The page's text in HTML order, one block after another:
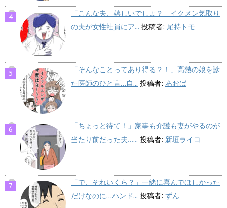
「こんな夫、嬉しいでしょ？」イクメン気取り
の夫が女性社員にア... 投稿者: 尾持トモ
「そんなことってあり得る？！」高熱の娘を診
た医師のひと言…自... 投稿者: あおば
「ちょっと待て！」家事も介護も妻がやるのが
当たり前だった夫…... 投稿者: 新垣ライコ
「で、それいくら？」一緒に喜んでほしかった
だけなのに…ハンド... 投稿者: ずん